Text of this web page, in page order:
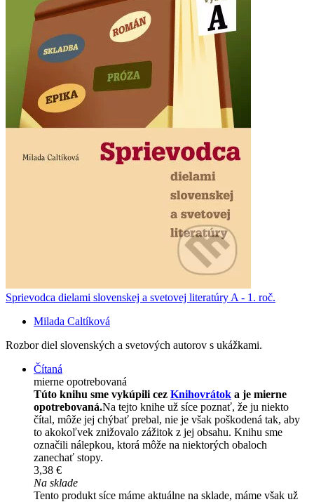
Sprievodca dielami slovenskej a svetovej literatúry A - 1. roč.
Milada Caltíková
Rozbor diel slovenských a svetových autorov s ukážkami.
Čítaná
mierne opotrebovaná
Túto knihu sme vykúpili cez Knihovrátok a je mierne
opotrebovaná.Na tejto knihe už síce poznať, že ju niekto
čítal, môže jej chýbať prebal, nie je však poškodená tak, aby
to akokoľvek znižovalo zážitok z jej obsahu. Knihu sme
označili nálepkou, ktorá môže na niektorých obaloch
zanechať stopy.
3,38 €
Na sklade
Tento produkt síce máme aktuálne na sklade, máme však už